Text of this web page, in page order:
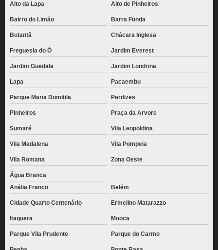
Alto da Lapa
Alto de Pinheiros
Bairro do Limão Barra Funda
Butantã Chácara Inglesa
Freguesia do Ó Jardim Everest
Jardim Guedala Jardim Londrina
Lapa Pacaembu
Parque Maria Domitila Perdizes
Pinheiros Praça da Arvore
Sumaré Vila Leopoldina
Vila Madalena Vila Pompeia
Vila Romana Zona Oeste
Água Branca
Anália Franco
Belém
Cidade Quarto Centenário Ermelino Matarazzo
Itaquera Mooca
Parque Vila Prudente Parque do Carmo